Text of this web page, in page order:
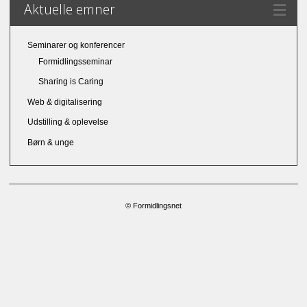
Aktuelle emner
Seminarer og konferencer
Formidlingsseminar
Sharing is Caring
Web & digitalisering
Udstilling & oplevelse
Børn & unge
© Formidlingsnet